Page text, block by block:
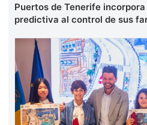
Puertos de Tenerife
predictiva al control de sus